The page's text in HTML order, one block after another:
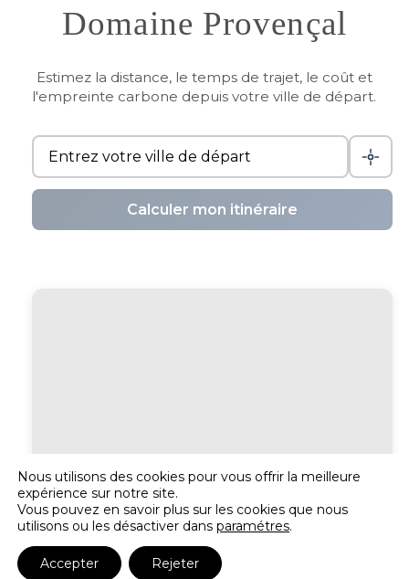
Domaine Provençal
Estimez la distance, le temps de trajet, le coût et
l'empreinte carbone depuis votre ville de départ.
Calculer mon itinéraire
Nous utilisons des cookies pour vous offrir la meilleure
expérience sur notre site.
Vous pouvez en savoir plus sur les cookies que nous
utilisons ou les désactiver dans paramétres.
Accepter Rejeter